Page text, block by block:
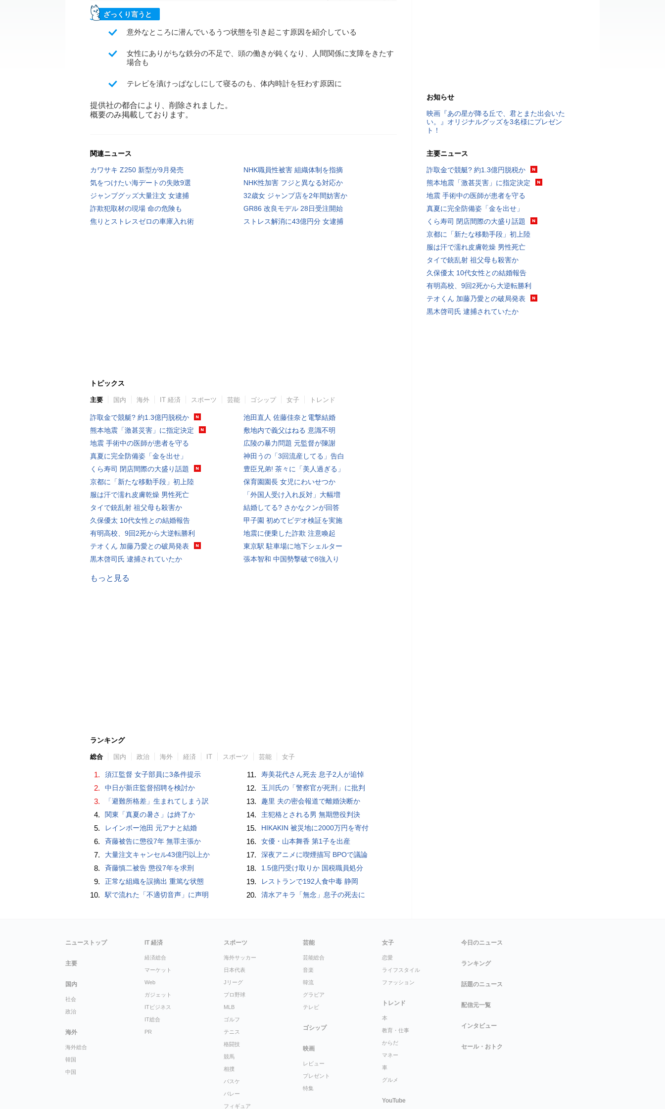
ざっくり言うと
意外なところに潜んでいるうつ状態を引き起こす原因を紹介している
女性にありがちな鉄分の不足で、頭の働きが鈍くなり、人間関係に支障をきたす
場合も
テレビを漬けっぱなしにして寝るのも、体内時計を狂わす原因に
提供社の都合により、削除されました。
概要のみ掲載しております。
関連ニュース
カワサキ Z250 新型が9月発売
NHK職員性被害 組織体制を指摘
気をつけたい海デートの失敗9選
NHK性加害 フジと異なる対応か
ジャンプグッズ大量注文 女逮捕
32歳女 ジャンプ店を2年間妨害か
詐欺犯取材の現場 命の危険も
GR86 改良モデル 28日受注開始
焦りとストレスゼロの車庫入れ術
ストレス解消に43億円分 女逮捕
トピックス
主要 国内 海外 IT 経済 スポーツ 芸能 ゴシップ 女子 トレンド
詐取金で競艇? 約1.3億円脱税か
熊本地震「激甚災害」に指定決定
地震 手術中の医師が患者を守る
真夏に完全防備姿「金を出せ」
くら寿司 閉店間際の大盛り話題
京都に「新たな移動手段」初上陸
服は汗で濡れ皮膚乾燥 男性死亡
タイで銃乱射 祖父母も殺害か
久保優太 10代女性との結婚報告
有明高校、9回2死から大逆転勝利
テオくん 加藤乃愛との破局発表
黒木啓司氏 逮捕されていたか
池田直人 佐藤佳奈と電撃結婚
敷地内で義父はねる 意識不明
広陵の暴力問題 元監督が陳謝
神田うの「3回流産してる」告白
豊臣兄弟! 茶々に「美人過ぎる」
保育園園長 女児にわいせつか
「外国人受け入れ反対」大幅増
結婚してる? さかなクンが回答
甲子園 初めてビデオ検証を実施
地震に便乗した詐欺 注意喚起
東京駅 駐車場に地下シェルター
張本智和 中国勢撃破で8強入り
もっと見る
ランキング
総合 国内 政治 海外 経済 IT スポーツ 芸能 女子
1. 須江監督 女子部員に3条件提示
2. 中日が新庄監督招聘を検討か
3. 「避難所格差」生まれてしまう訳
4. 関東「真夏の暑さ」は終了か
5. レインボー池田 元アナと結婚
6. 斉藤被告に懲役7年 無罪主張か
7. 大量注文キャンセル43億円以上か
8. 斉藤慎二被告 懲役7年を求刑
9. 正常な組織を誤摘出 重篤な状態
10. 駅で流れた「不適切音声」に声明
11. 寿美花代さん死去 息子2人が追悼
12. 玉川氏の「警察官が死刑」に批判
13. 趣里 夫の密会報道で離婚決断か
14. 主犯格とされる男 無期懲役判決
15. HIKAKIN 被災地に2000万円を寄付
16. 女優・山本舞香 第1子を出産
17. 深夜アニメに喫煙描写 BPOで議論
18. 1.5億円受け取りか 国税職員処分
19. レストランで192人食中毒 静岡
20. 清水アキラ「無念」息子の死去に
お知らせ
映画『あの星が降る丘で、君とまた出会いた
い。』オリジナルグッズを3名様にプレゼン
ト！
主要ニュース
詐取金で競艇? 約1.3億円脱税か
熊本地震「激甚災害」に指定決定
地震 手術中の医師が患者を守る
真夏に完全防備姿「金を出せ」
くら寿司 閉店間際の大盛り話題
京都に「新たな移動手段」初上陸
服は汗で濡れ皮膚乾燥 男性死亡
タイで銃乱射 祖父母も殺害か
久保優太 10代女性との結婚報告
有明高校、9回2死から大逆転勝利
テオくん 加藤乃愛との破局発表
黒木啓司氏 逮捕されていたか
ニューストップ
主要
国内
社会
政治
海外
海外総合
韓国
中国
IT 経済
経済総合
マーケット
Web
ガジェット
ITビジネス
IT総合
PR
スポーツ
海外サッカー
日本代表
Jリーグ
プロ野球
MLB
ゴルフ
テニス
格闘技
競馬
相撲
バスケ
バレー
フィギュア
芸能
芸能総合
音楽
韓流
グラビア
テレビ
ゴシップ
映画
レビュー
プレゼント
特集
女子
恋愛
ライフスタイル
ファッション
トレンド
本
教育・仕事
からだ
マネー
車
グルメ
YouTube
今日のニュース
ランキング
話題のニュース
配信元一覧
インタビュー
セール・おトク